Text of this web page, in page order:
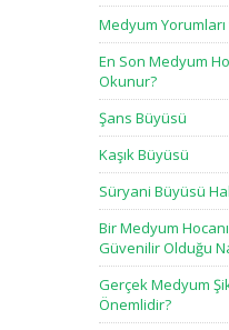
Medyum
En Son Medyum
Okunur?
Şans Büyüsü
Kaşık Büyüsü
Süryani Büyüsü
Bir Medyum
Güvenilir Olduğu
Gerçek Medyum
Önemlidir?